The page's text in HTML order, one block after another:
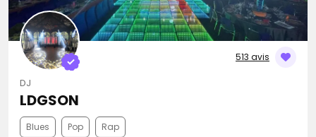
513 avis
DJ
LDGSON
Blues Pop Rap